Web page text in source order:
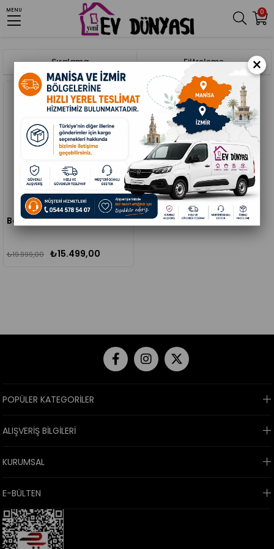
0
MENU
Elektronik Televizyon
Filtreleme
Sıralama
Botech 43' 109 Ekran Android LED TV FHD 43BSE8503
₺15.499,00
₺19.999,00
%23
POPÜLER KATEGORİLER
ALIŞVERİŞ BİLGİLERİ
KURUMSAL
E-BÜLTEN
×